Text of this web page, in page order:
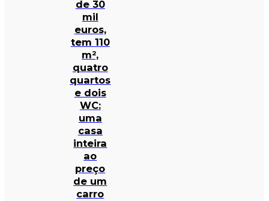
de 30
mil
euros,
tem 110
m²,
quatro
quartos
e dois
WC:
uma
casa
inteira
ao
preço
de um
carro